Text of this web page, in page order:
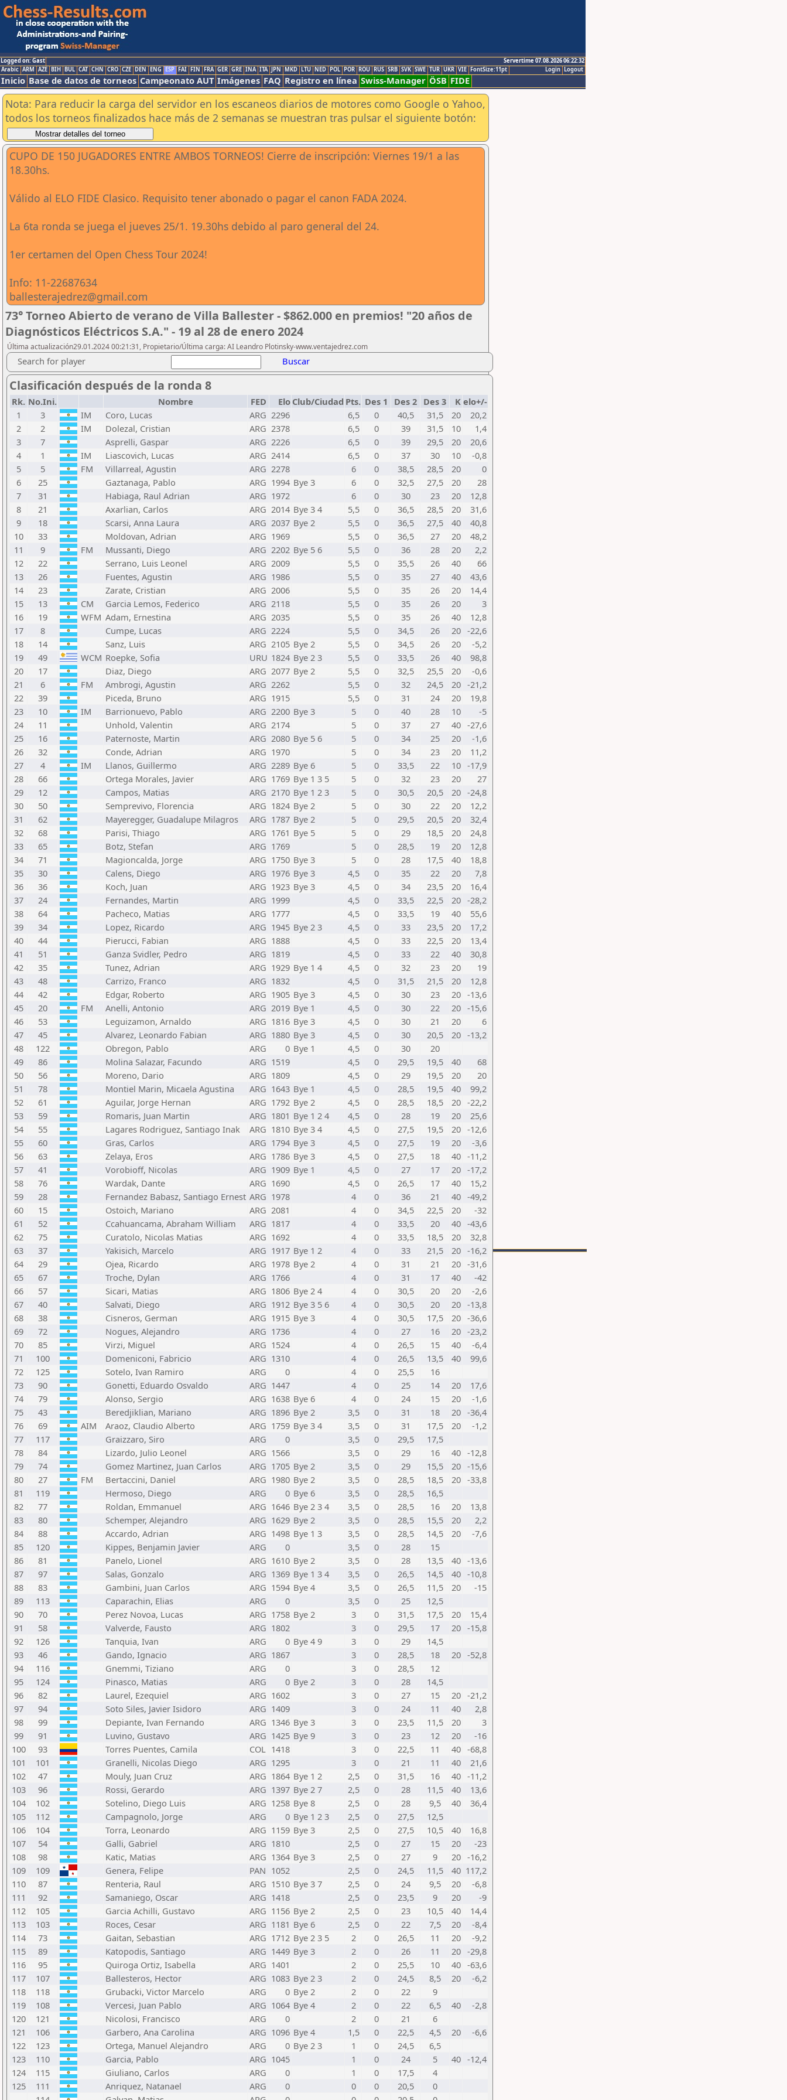
Logged on: Gast
Servertime 07.08.2026 06:22:32
Logout
Login
Arabic ARM AZE BIH BUL CAT CHN CRO CZE DEN ENG ESP FAI FIN FRA GER GRE INA ITA JPN MKD LTU NED POL POR ROU RUS SRB SVK SWE TUR UKR VIE FontSize:11pt
Inicio Base de datos de torneos Campeonato AUT Imágenes FAQ Registro en línea Swiss-Manager ÖSB FIDE
Nota: Para reducir la carga del servidor en los escaneos diarios de motores como Google o Yahoo,
todos los torneos finalizados hace más de 2 semanas se muestran tras pulsar el siguiente botón:
CUPO DE 150 JUGADORES ENTRE AMBOS TORNEOS! Cierre de inscripción: Viernes 19/1 a las
18.30hs.
Válido al ELO FIDE Clasico. Requisito tener abonado o pagar el canon FADA 2024.
La 6ta ronda se juega el jueves 25/1. 19.30hs debido al paro general del 24.
1er certamen del Open Chess Tour 2024!
Info: 11-22687634
ballesterajedrez@gmail.com
73° Torneo Abierto de verano de Villa Ballester - $862.000 en premios! "20 años de
Diagnósticos Eléctricos S.A." - 19 al 28 de enero 2024
Última actualización29.01.2024 00:21:31, Propietario/Última carga: AI Leandro Plotinsky-www.ventajedrez.com
Search for player Buscar
Clasificación después de la ronda 8
Rk. No.Ini. Nombre FED Elo Club/Ciudad Pts. Des 1 Des 2 Des 3 K elo+/-
1
3 IM Coro, Lucas ARG 2296 6,5 0 40,5 31,5 20
20,2
2
2 IM Dolezal, Cristian ARG 2378 6,5 0 39 31,5 10
1,4
3
7 Asprelli, Gaspar ARG 2226 6,5 0 39 29,5 20
20,6
4
1 IM Liascovich, Lucas ARG 2414 6,5 0 37 30 10
-0,8
5
5 FM Villarreal, Agustin ARG 2278 6 0 38,5 28,5 20
0
6
25 Gaztanaga, Pablo ARG 1994 Bye 3 6 0 32,5 27,5 20
28
7
31 Habiaga, Raul Adrian ARG 1972 6 0 30 23 20
12,8
8
21 Axarlian, Carlos ARG 2014 Bye 3 4 5,5 0 36,5 28,5 20
31,6
9
18 Scarsi, Anna Laura ARG 2037 Bye 2 5,5 0 36,5 27,5 40
40,8
10
33 Moldovan, Adrian ARG 1969 5,5 0 36,5 27 20
48,2
11
9 FM Mussanti, Diego ARG 2202 Bye 5 6 5,5 0 36 28 20
2,2
12
22 Serrano, Luis Leonel ARG 2009 5,5 0 35,5 26 40
66
13
26 Fuentes, Agustin ARG 1986 5,5 0 35 27 40
43,6
14
23 Zarate, Cristian ARG 2006 5,5 0 35 26 20
14,4
15
13 CM Garcia Lemos, Federico ARG 2118 5,5 0 35 26 20
3
16
19 WFM Adam, Ernestina ARG 2035 5,5 0 35 26 40
12,8
17
8 Cumpe, Lucas ARG 2224 5,5 0 34,5 26 20 -22,6
18
14 Sanz, Luis ARG 2105 Bye 2 5,5 0 34,5 26 20
-5,2
19
49 WCM Roepke, Sofia URU 1824 Bye 2 3 5,5 0 33,5 26 40
98,8
20
17 Diaz, Diego ARG 2077 Bye 2 5,5 0 32,5 25,5 20
-0,6
21
6 FM Ambrogi, Agustin ARG 2262 5,5 0 32 24,5 20 -21,2
22
39 Piceda, Bruno ARG 1915 5,5 0 31 24 20
19,8
23
10 IM Barrionuevo, Pablo ARG 2200 Bye 3 5 0 40 28 10
-5
24
11 Unhold, Valentin ARG 2174 5 0 37 27 40 -27,6
25
16 Paternoste, Martin ARG 2080 Bye 5 6 5 0 34 25 20
-1,6
26
32 Conde, Adrian ARG 1970 5 0 34 23 20
11,2
27
4 IM Llanos, Guillermo ARG 2289 Bye 6 5 0 33,5 22 10 -17,9
28
66 Ortega Morales, Javier ARG 1769 Bye 1 3 5 5 0 32 23 20
27
29
12 Campos, Matias ARG 2170 Bye 1 2 3 5 0 30,5 20,5 20 -24,8
30
50 Semprevivo, Florencia ARG 1824 Bye 2 5 0 30 22 20
12,2
31
62 Mayeregger, Guadalupe Milagros ARG 1787 Bye 2 5 0 29,5 20,5 20
32,4
32
68 Parisi, Thiago ARG 1761 Bye 5 5 0 29 18,5 20
24,8
33
65 Botz, Stefan ARG 1769 5 0 28,5 19 20
12,8
34
71 Magioncalda, Jorge ARG 1750 Bye 3 5 0 28 17,5 40
18,8
35
30 Calens, Diego ARG 1976 Bye 3 4,5 0 35 22 20
7,8
36
36 Koch, Juan ARG 1923 Bye 3 4,5 0 34 23,5 20
16,4
37
24 Fernandes, Martin ARG 1999 4,5 0 33,5 22,5 20 -28,2
38
64 Pacheco, Matias ARG 1777 4,5 0 33,5 19 40
55,6
39
34 Lopez, Ricardo ARG 1945 Bye 2 3 4,5 0 33 23,5 20
17,2
40
44 Pierucci, Fabian ARG 1888 4,5 0 33 22,5 20
13,4
41
51 Ganza Svidler, Pedro ARG 1819 4,5 0 33 22 40
30,8
42
35 Tunez, Adrian ARG 1929 Bye 1 4 4,5 0 32 23 20
19
43
48 Carrizo, Franco ARG 1832 4,5 0 31,5 21,5 20
12,8
44
42 Edgar, Roberto ARG 1905 Bye 3 4,5 0 30 23 20 -13,6
45
20 FM Anelli, Antonio ARG 2019 Bye 1 4,5 0 30 22 20 -15,6
46
53 Leguizamon, Arnaldo ARG 1816 Bye 3 4,5 0 30 21 20
6
47
45 Alvarez, Leonardo Fabian ARG 1880 Bye 3 4,5 0 30 20,5 20 -13,2
48
122 Obregon, Pablo ARG 0 Bye 1 4,5 0 30
20
49
86 Molina Salazar, Facundo ARG 1519 4,5 0 29,5 19,5 40
68
50
56 Moreno, Dario ARG 1809 4,5 0 29 19,5 20
20
51
78 Montiel Marin, Micaela Agustina ARG 1643 Bye 1 4,5 0 28,5 19,5 40
99,2
52
61 Aguilar, Jorge Hernan ARG 1792 Bye 2 4,5 0 28,5 18,5 20 -22,2
53
59 Romaris, Juan Martin ARG 1801 Bye 1 2 4 4,5 0 28 19 20
25,6
54
55 Lagares Rodriguez, Santiago Inak ARG 1810 Bye 3 4 4,5 0 27,5 19,5 20 -12,6
55
60 Gras, Carlos ARG 1794 Bye 3 4,5 0 27,5 19 20
-3,6
56
63 Zelaya, Eros ARG 1786 Bye 3 4,5 0 27,5 18 40 -11,2
57
41 Vorobioff, Nicolas ARG 1909 Bye 1 4,5 0 27 17 20 -17,2
58
76 Wardak, Dante ARG 1690 4,5 0 26,5 17 40
15,2
59
28 Fernandez Babasz, Santiago Ernest ARG 1978 4 0 36 21 40 -49,2
60
15 Ostoich, Mariano ARG 2081 4 0 34,5 22,5 20
-32
61
52 Ccahuancama, Abraham William ARG 1817 4 0 33,5 20 40 -43,6
62
75 Curatolo, Nicolas Matias ARG 1692 4 0 33,5 18,5 20
32,8
63
37 Yakisich, Marcelo ARG 1917 Bye 1 2 4 0 33 21,5 20 -16,2
64
29 Ojea, Ricardo ARG 1978 Bye 2 4 0 31 21 20 -31,6
65
67 Troche, Dylan ARG 1766 4 0 31 17 40
-42
66
57 Sicari, Matias ARG 1806 Bye 2 4 4 0 30,5 20 20
-2,6
67
40 Salvati, Diego ARG 1912 Bye 3 5 6 4 0 30,5 20 20 -13,8
68
38 Cisneros, German ARG 1915 Bye 3 4 0 30,5 17,5 20 -36,6
69
72 Nogues, Alejandro ARG 1736 4 0 27 16 20 -23,2
70
85 Virzi, Miguel ARG 1524 4 0 26,5 15 40
-6,4
71
100 Domeniconi, Fabricio ARG 1310 4 0 26,5 13,5 40
99,6
72
125 Sotelo, Ivan Ramiro ARG 0 4 0 25,5
16
73
90 Gonetti, Eduardo Osvaldo ARG 1447 4 0 25 14 20
17,6
74
79 Alonso, Sergio ARG 1638 Bye 6 4 0 24 15 20
-1,6
75
43 Beredjiklian, Mariano ARG 1896 Bye 2 3,5 0 31 18 20 -36,4
76
69 AIM Araoz, Claudio Alberto ARG 1759 Bye 3 4 3,5 0 31 17,5 20
-1,2
77
117 Graizzaro, Siro ARG 0 3,5 0 29,5
17,5
78
84 Lizardo, Julio Leonel ARG 1566 3,5 0 29 16 40 -12,8
79
74 Gomez Martinez, Juan Carlos ARG 1705 Bye 2 3,5 0 29 15,5 20 -15,6
80
27 FM Bertaccini, Daniel ARG 1980 Bye 2 3,5 0 28,5 18,5 20 -33,8
81
119 Hermoso, Diego ARG 0 Bye 6 3,5 0 28,5
16,5
82
77 Roldan, Emmanuel ARG 1646 Bye 2 3 4 3,5 0 28,5 16 20
13,8
83
80 Schemper, Alejandro ARG 1629 Bye 2 3,5 0 28,5 15,5 20
2,2
84
88 Accardo, Adrian ARG 1498 Bye 1 3 3,5 0 28,5 14,5 20
-7,6
85
120 Kippes, Benjamin Javier ARG 0 3,5 0 28
15
86
81 Panelo, Lionel ARG 1610 Bye 2 3,5 0 28 13,5 40 -13,6
87
97 Salas, Gonzalo ARG 1369 Bye 1 3 4 3,5 0 26,5 14,5 40 -10,8
88
83 Gambini, Juan Carlos ARG 1594 Bye 4 3,5 0 26,5 11,5 20
-15
89
113 Caparachin, Elias ARG 0 3,5 0 25
12,5
90
70 Perez Novoa, Lucas ARG 1758 Bye 2 3 0 31,5 17,5 20
15,4
91
58 Valverde, Fausto ARG 1802 3 0 29,5 17 20 -15,8
92
126 Tanquia, Ivan ARG 0 Bye 4 9 3 0 29
14,5
93
46 Gando, Ignacio ARG 1867 3 0 28,5 18 20 -52,8
94
116 Gnemmi, Tiziano ARG 0 3 0 28,5
12
95
124 Pinasco, Matias ARG 0 Bye 2 3 0 28
14,5
96
82 Laurel, Ezequiel ARG 1602 3 0 27 15 20 -21,2
97
94 Soto Siles, Javier Isidoro ARG 1409 3 0 24 11 40
2,8
98
99 Depiante, Ivan Fernando ARG 1346 Bye 3 3 0 23,5 11,5 20
3
99
91 Luvino, Gustavo ARG 1425 Bye 9 3 0 23 12 20
-16
100
93 Torres Puentes, Camila COL 1418 3 0 22,5 11 40 -68,8
101
101 Granelli, Nicolas Diego ARG 1295 3 0 21 11 40
21,6
102
47 Mouly, Juan Cruz ARG 1864 Bye 1 2 2,5 0 31,5 16 40 -11,2
103
96 Rossi, Gerardo ARG 1397 Bye 2 7 2,5 0 28 11,5 40
13,6
104
102 Sotelino, Diego Luis ARG 1258 Bye 8 2,5 0 28 9,5 40
36,4
105
112 Campagnolo, Jorge ARG 0 Bye 1 2 3 2,5 0 27,5
12,5
106
104 Torra, Leonardo ARG 1159 Bye 3 2,5 0 27,5 10,5 40
16,8
107
54 Galli, Gabriel ARG 1810 2,5 0 27 15 20
-23
108
98 Katic, Matias ARG 1364 Bye 3 2,5 0 27 9 20 -16,2
109
109 Genera, Felipe PAN 1052 2,5 0 24,5 11,5 40 117,2
110
87 Renteria, Raul ARG 1510 Bye 3 7 2,5 0 24 9,5 20
-6,8
111
92 Samaniego, Oscar ARG 1418 2,5 0 23,5 9 20
-9
112
105 Garcia Achilli, Gustavo ARG 1156 Bye 2 2,5 0 23 10,5 40
14,4
113
103 Roces, Cesar ARG 1181 Bye 6 2,5 0 22 7,5 20
-8,4
114
73 Gaitan, Sebastian ARG 1712 Bye 2 3 5 2 0 26,5 11 20
-9,2
115
89 Katopodis, Santiago ARG 1449 Bye 3 2 0 26 11 20 -29,8
116
95 Quiroga Ortiz, Isabella ARG 1401 2 0 25,5 10 40 -63,6
117
107 Ballesteros, Hector ARG 1083 Bye 2 3 2 0 24,5 8,5 20
-6,2
118
118 Grubacki, Victor Marcelo ARG 0 Bye 2 2 0 22
9
119
108 Vercesi, Juan Pablo ARG 1064 Bye 4 2 0 22 6,5 40
-2,8
120
121 Nicolosi, Francisco ARG 0 2 0 21
6
121
106 Garbero, Ana Carolina ARG 1096 Bye 4 1,5 0 22,5 4,5 20
-6,6
122
123 Ortega, Manuel Alejandro ARG 0 Bye 2 3 1 0 24,5
6,5
123
110 Garcia, Pablo ARG 1045 1 0 24 5 40 -12,4
124
115 Giuliano, Carlos ARG 0 1 0 17,5
4
125
111 Anriquez, Natanael ARG 0 0 0 20,5
0